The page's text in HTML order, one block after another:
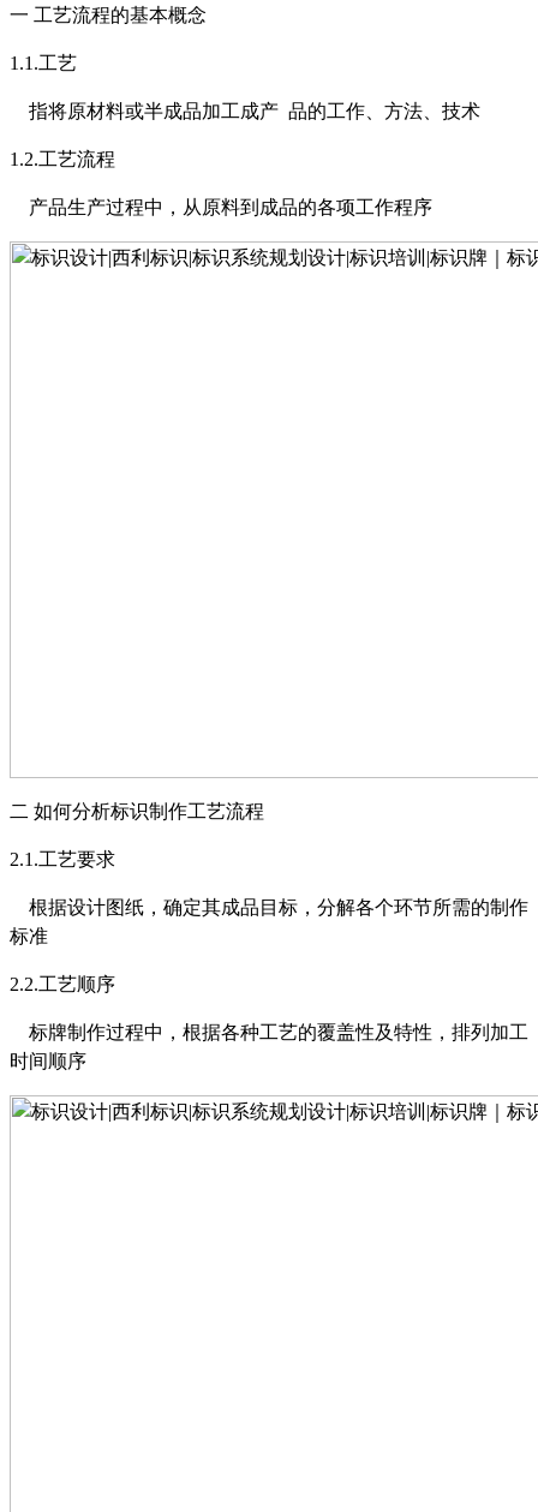
一 工艺流程的基本概念
1.1.工艺
指将原材料或半成品加工成产 品的工作、方法、技术
1.2.工艺流程
产品生产过程中，从原料到成品的各项工作程序
二 如何分析标识制作工艺流程
2.1.工艺要求
根据设计图纸，确定其成品目标，分解各个环节所需的制作
标准
2.2.工艺顺序
标牌制作过程中，根据各种工艺的覆盖性及特性，排列加工
时间顺序